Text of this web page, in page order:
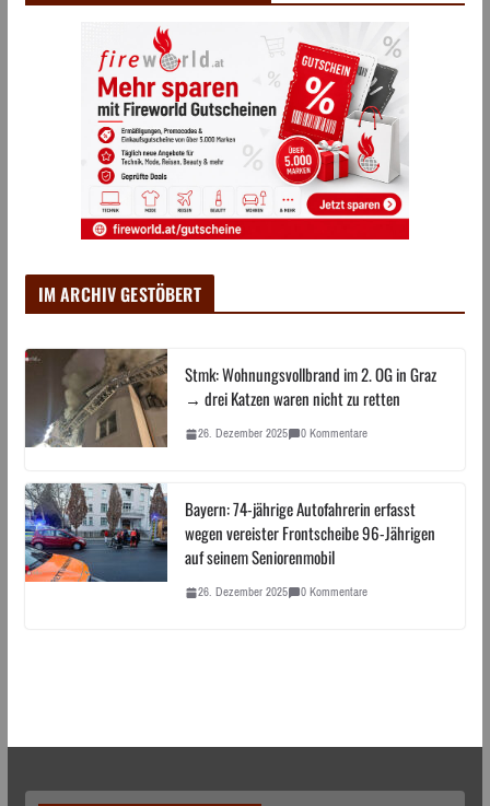
IM ARCHIV GESTÖBERT
Stmk: Wohnungsvollbrand im 2. OG in Graz
→ drei Katzen waren nicht zu retten
26. Dezember 2025 0 Kommentare
Bayern: 74-jährige Autofahrerin erfasst
wegen vereister Frontscheibe 96-Jährigen
auf seinem Seniorenmobil
26. Dezember 2025 0 Kommentare